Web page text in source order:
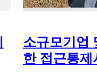
소규모기업
한 접근통제